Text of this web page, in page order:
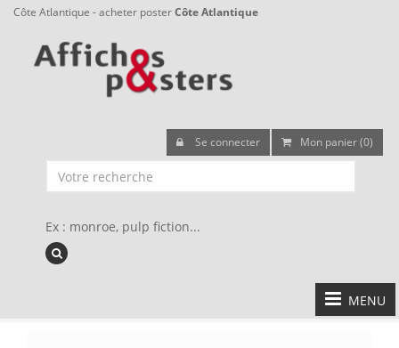
Côte Atlantique - acheter posterCôte Atlantique
Se connecter Mon panier (0)
Ex : monroe, pulp fiction...
MENU